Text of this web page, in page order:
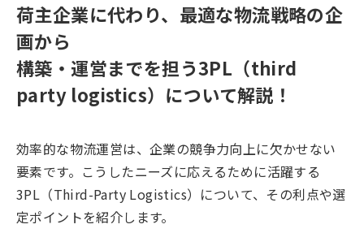
荷主企業に代わり、最適な物流戦略の企
画から
構築・運営までを担う3PL（third
party logistics）について解説！
効率的な物流運営は、企業の競争力向上に欠かせない
要素です。こうしたニーズに応えるために活躍する
3PL（Third-Party Logistics）について、その利点や選
定ポイントを紹介します。